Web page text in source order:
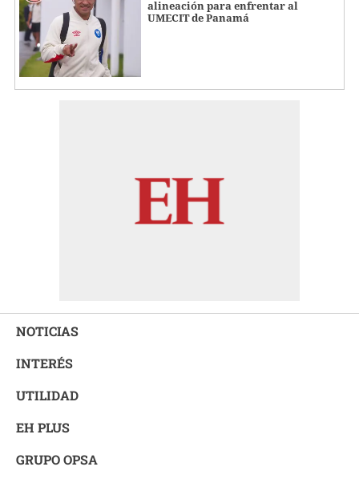
alineación para enfrentar al
UMECIT de Panamá
NOTICIAS
INTERÉS
UTILIDAD
EH PLUS
GRUPO OPSA